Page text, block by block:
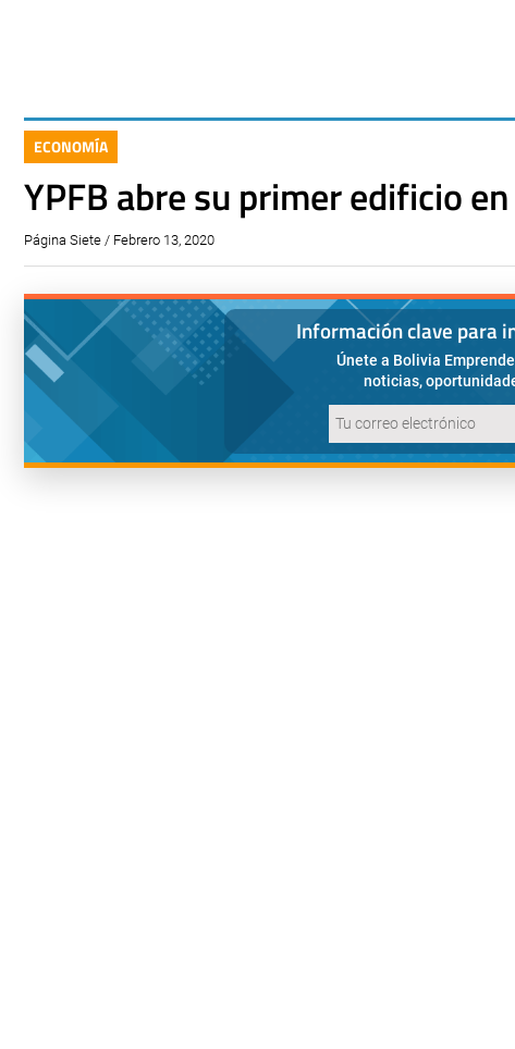
ECONOMÍA
YPFB abre su primer edificio
Página Siete / Febrero 13, 2020
Información clave para
Únete a Bolivia
noticias,